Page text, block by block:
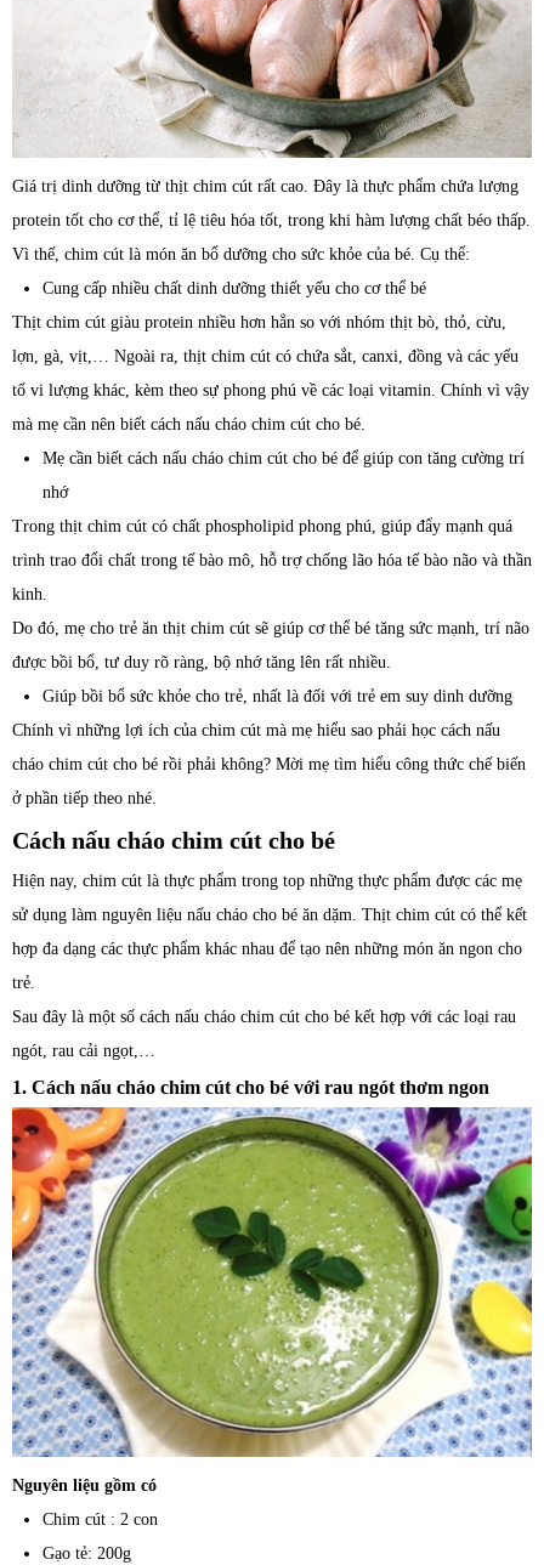
Giá trị dinh dưỡng từ thịt chim cút rất cao. Đây là thực phẩm chứa lượng
protein tốt cho cơ thể, tỉ lệ tiêu hóa tốt, trong khi hàm lượng chất béo thấp.
Vì thế, chim cút là món ăn bổ dưỡng cho sức khỏe của bé. Cụ thể:
Cung cấp nhiều chất dinh dưỡng thiết yếu cho cơ thể bé
Thịt chim cút giàu protein nhiều hơn hẳn so với nhóm thịt bò, thỏ, cừu,
lợn, gà, vịt,… Ngoài ra, thịt chim cút có chứa sắt, canxi, đồng và các yếu
tố vi lượng khác, kèm theo sự phong phú về các loại vitamin. Chính vì vậy
mà mẹ cần nên biết cách nấu cháo chim cút cho bé.
Mẹ cần biết cách nấu cháo chim cút cho bé để giúp con tăng cường trí
nhớ
Trong thịt chim cút có chất phospholipid phong phú, giúp đẩy mạnh quá
trình trao đổi chất trong tế bào mô, hỗ trợ chống lão hóa tế bào não và thần
kinh.
Do đó, mẹ cho trẻ ăn thịt chim cút sẽ giúp cơ thể bé tăng sức mạnh, trí não
được bồi bổ, tư duy rõ ràng, bộ nhớ tăng lên rất nhiều.
Giúp bồi bổ sức khỏe cho trẻ, nhất là đối với trẻ em suy dinh dưỡng
Chính vì những lợi ích của chim cút mà mẹ hiểu sao phải học cách nấu
cháo chim cút cho bé rồi phải không? Mời mẹ tìm hiểu công thức chế biến
ở phần tiếp theo nhé.
Cách nấu cháo chim cút cho bé
Hiện nay, chim cút là thực phẩm trong top những thực phẩm được các mẹ
sử dụng làm nguyên liệu nấu cháo cho bé ăn dặm. Thịt chim cút có thể kết
hợp đa dạng các thực phẩm khác nhau để tạo nên những món ăn ngon cho
trẻ.
Sau đây là một số cách nấu cháo chim cút cho bé kết hợp với các loại rau
ngót, rau cải ngọt,…
1. Cách nấu cháo chim cút cho bé với rau ngót thơm ngon
Nguyên liệu gồm có
Chim cút : 2 con
Gạo tẻ: 200g